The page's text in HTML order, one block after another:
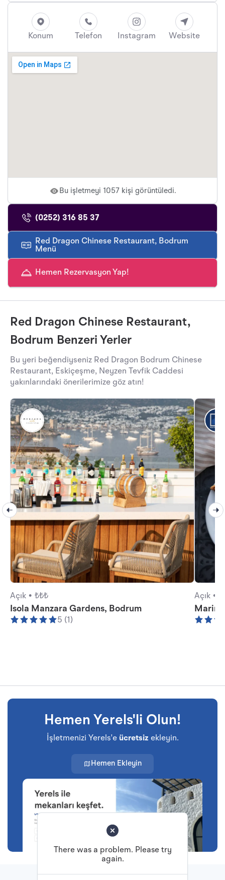
Konum Telefon Instagram Website
Bu işletmeyi 1057 kişi görüntüledi.
(0252) 316 85 37
Red Dragon Chinese Restaurant, Bodrum
Menü
Hemen Rezervasyon Yap!
Red Dragon Chinese Restaurant,
Bodrum Benzeri Yerler
Bu yeri beğendiyseniz Red Dragon Bodrum Chinese
Restaurant, Eskiçeşme, Neyzen Tevfik Caddesi
yakınlarındaki önerilerimize göz atın!
Açık • ₺₺₺
Isola Manzara Gardens, Bodrum
5 (1)
Açık •
Hemen Yerels'li Olun!
İşletmenizi Yerels'e ücretsiz ekleyin.
Hemen Ekleyin
Başa Dön
There was a problem. Please try
again.